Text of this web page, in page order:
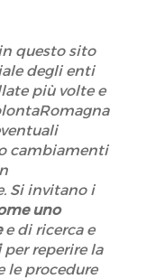
questo sito
degli enti
più volte e
cambiamenti
Si invitano i
uno
e di ricerca e
per reperire la
le procedure